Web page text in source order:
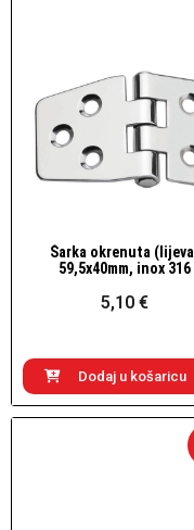
Brzi pogled
Šarka okrenuta
59,5x40mm, inox 316
5,10 €
Dodaj u košaricu